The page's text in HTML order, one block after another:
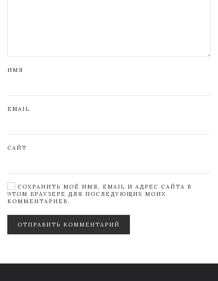
ИМЯ
EMAIL
САЙТ
СОХРАНИТЬ МОЁ ИМЯ, EMAIL И АДРЕС САЙТА В
ЭТОМ БРАУЗЕРЕ ДЛЯ ПОСЛЕДУЮЩИХ МОИХ
КОММЕНТАРИЕВ.
ОТПРАВИТЬ КОММЕНТАРИЙ